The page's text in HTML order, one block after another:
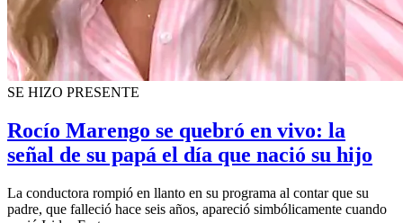
SE HIZO PRESENTE
Rocío Marengo se quebró en vivo: la
señal de su papá el día que nació su hijo
La conductora rompió en llanto en su programa al contar que su
padre, que falleció hace seis años, apareció simbólicamente cuando